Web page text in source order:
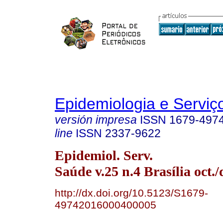
Epidemiologia e
versión impresa ISSN 1679-
line ISSN 2337-9622
Epidemiol. Serv.
Saúde v.25 n.4 Brasília oct./
http://dx.doi.org/10.5123/S1679-
49742016000400005